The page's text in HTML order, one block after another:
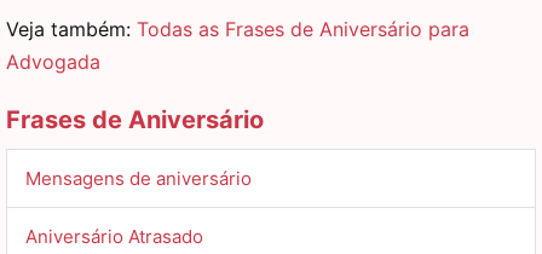
Veja também: Todas as Frases de Aniversário para
Advogada
Frases de Aniversário
Mensagens de aniversário
Aniversário Atrasado